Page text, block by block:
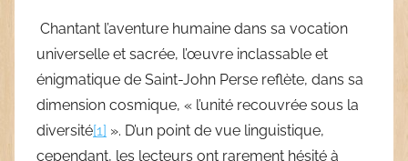
Chantant l’aventure humaine dans sa vocation
universelle et sacrée, l’œuvre inclassable et
énigmatique de Saint-John Perse reflète, dans sa
dimension cosmique, « l’unité recouvrée sous la
diversité[1] ». D’un point de vue linguistique,
cependant, les lecteurs ont rarement hésité à